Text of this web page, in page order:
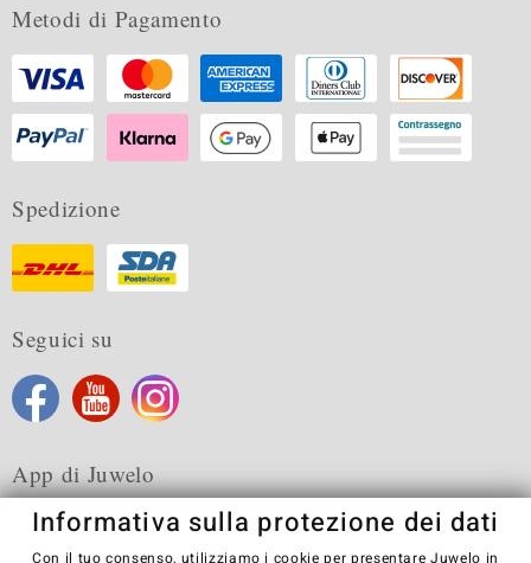
Metodi di Pagamento
Spedizione
Seguici su
App di Juwelo
Informativa sulla protezione dei dati
Con il tuo consenso, utilizziamo i cookie per presentare Juwelo in